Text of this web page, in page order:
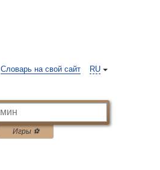
RU
Словарь на свой сайт
Игры ⚽